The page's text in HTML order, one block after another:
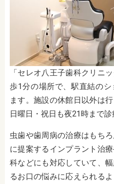
「セレオ八王子歯科クリニ
歩1分の場所で、駅直結の
ます。施設の休館日以外は
日曜日・祝日も夜21時まで診
虫歯や歯周病の治療はもち
に提案するインプラント治
科などにも対応していて、
るお口の悩みに応えられる